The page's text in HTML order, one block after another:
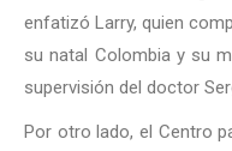
enfatizó Larry, quien
su natal Colombia y su
supervisión del doctor
Por otro lado, el Centro